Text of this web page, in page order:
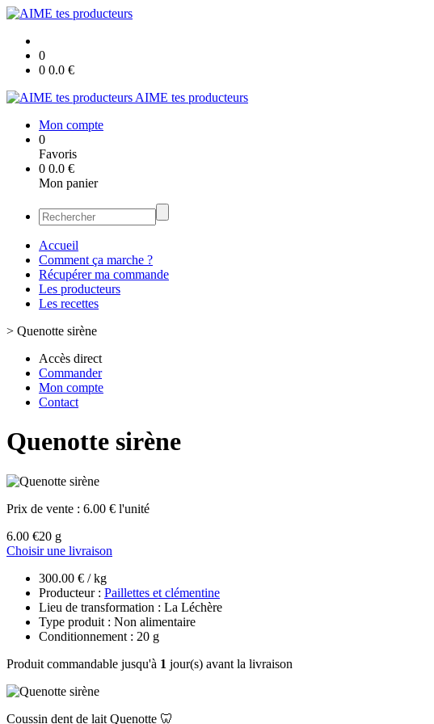
0
0 0.0 €
AIME tes producteurs
Mon compte
0
Favoris
0 0.0 €
Mon panier
Accueil
Comment ça marche ?
Récupérer ma commande
Les producteurs
Les recettes
> Quenotte sirène
Accès direct
Commander
Mon compte
Contact
Quenotte sirène
Prix de vente : 6.00 € l'unité
6.00 €20 g
Choisir une livraison
300.00 € / kg
Producteur : Paillettes et clémentine
Lieu de transformation : La Léchère
Type produit : Non alimentaire
Conditionnement : 20 g
Produit commandable jusqu'à 1 jour(s) avant la livraison
Coussin dent de lait Quenotte 🦷